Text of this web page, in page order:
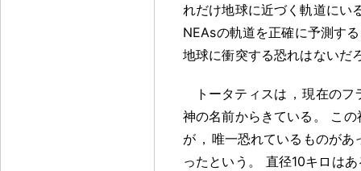
れだけ地球に近づく軌道にい
NEAsの軌道を正確に予測す
地球に衝突する恐れはないだ
トータティスは ， 現在のフ
神の名前からきている 。
この
が ， 唯一恐れているものがあ
ったという 。
直径10キロは